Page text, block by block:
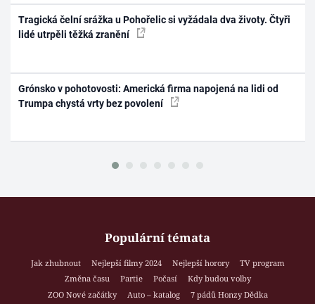
Tragická čelní srážka u Pohořelic si vyžádala dva životy. Čtyři
lidé utrpěli těžká zranění
Grónsko v pohotovosti: Americká firma napojená na lidi od
Trumpa chystá vrty bez povolení
Populární témata
Jak zhubnout Nejlepší filmy 2024 Nejlepší horory
TV program
Změna času
Partie Počasí
Kdy budou volby
ZOO Nové začátky
Auto – katalog
7 pádů Honzy Dědka